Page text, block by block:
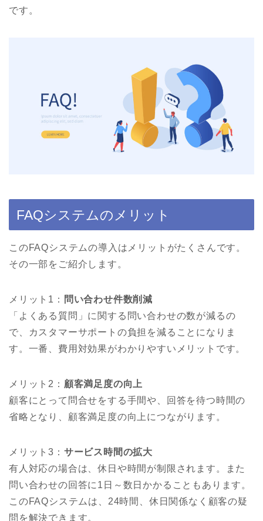
です。
FAQシステムのメリット
このFAQシステムの導入はメリットがたくさんです。
その一部をご紹介します。
メリット1： 問い合わせ件数削減
「よくある質問」に関する問い合わせの数が減るの
で、カスタマーサポートの負担を減ることになりま
す。一番、費用対効果がわかりやすいメリットです。
メリット2： 顧客満足度の向上
顧客にとって問合せをする手間や、回答を待つ時間の
省略となり、顧客満足度の向上につながります。
メリット3： サービス時間の拡大
有人対応の場合は、休日や時間が制限されます。また
問い合わせの回答に1日～数日かかることもあります。
このFAQシステムは、24時間、休日関係なく顧客の疑
問を解決できます。